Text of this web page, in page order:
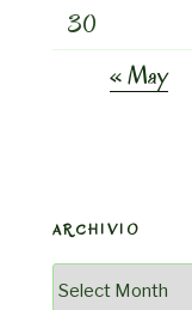
30
« May
ARCHIVIO
Archivio